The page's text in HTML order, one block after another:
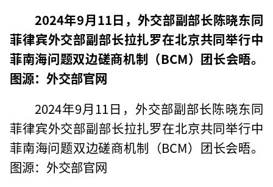
2024年9月11日，外交部副部长陈晓东同
菲律宾外交部副部长拉扎罗在北京共同举行中
菲南海问题双边磋商机制（BCM）团长会晤。
图源：外交部官网
2024年9月11日，外交部副部长陈晓东同
菲律宾外交部副部长拉扎罗在北京共同举行中
菲南海问题双边磋商机制（BCM）团长会晤。
图源：外交部官网